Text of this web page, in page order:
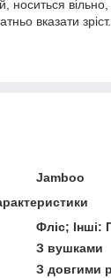
носиться
вказати зріст.
Jamboo
Фліс; Інші:
З вушками
З довгими